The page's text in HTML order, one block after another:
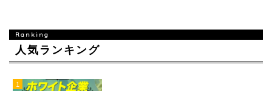
人気ランキング